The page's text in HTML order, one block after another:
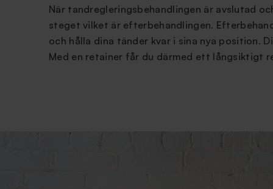
När tandregleringsbehandlingen är avslutad
steget vilket är efterbehandlingen.
och hålla dina tänder kvar i sina nya position.
Med en retainer får du därmed ett långsiktigt